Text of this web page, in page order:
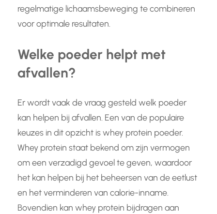
regelmatige lichaamsbeweging te combineren
voor optimale resultaten.
Welke poeder helpt met
afvallen?
Er wordt vaak de vraag gesteld welk poeder
kan helpen bij afvallen. Een van de populaire
keuzes in dit opzicht is whey protein poeder.
Whey protein staat bekend om zijn vermogen
om een verzadigd gevoel te geven, waardoor
het kan helpen bij het beheersen van de eetlust
en het verminderen van calorie-inname.
Bovendien kan whey protein bijdragen aan